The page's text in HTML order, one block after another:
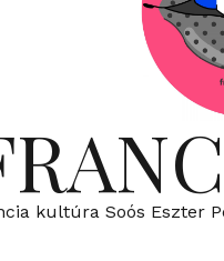
kultúra Soós Eszter